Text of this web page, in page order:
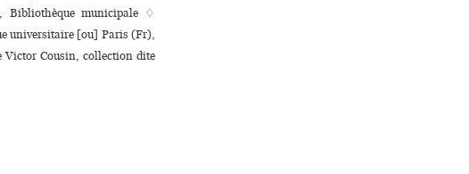
muni­ci­pale ♢
uni­ver­si­taire [ou] Paris (Fr),
Victor Cousin, collection dite